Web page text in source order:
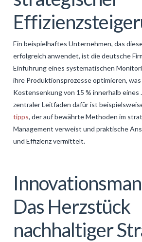
Ein beispielhaftes Unternehmen, das
erfolgreich anwendet, ist die deutsche
Einführung eines systematischen
ihre Produktionsprozesse optimieren, was
Kostensenkung von 15 % innerhalb eines
zentraler Leitfaden dafür ist
tipps, der auf bewährte Methoden im
Management verweist und praktische
und Effizienz vermittelt.
Das Herzstück
nachhaltiger